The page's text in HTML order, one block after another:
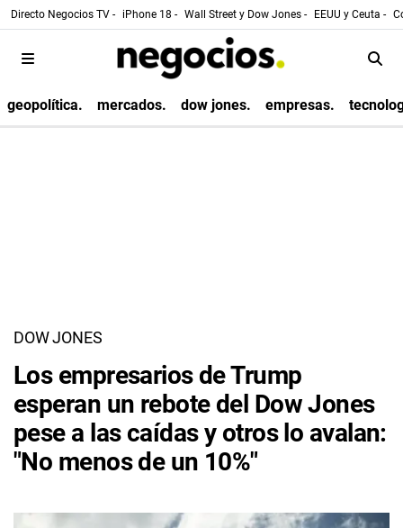
Directo Negocios TV - iPhone 18 - Wall Street y Dow Jones - EEUU y Ceuta -
geopolítica. mercados. dow jones. empresas.
DOW JONES
Los empresarios de Trump
esperan un rebote del Dow Jones
pese a las caídas y otros lo avalan:
"No menos de un 10%"